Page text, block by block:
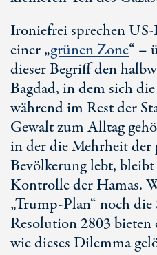
Ironiefrei sprechen
einer „grünen Zone“ –
dieser Begriff den
Bagdad, in dem sich die
während im Rest der
Gewalt zum Alltag
in der die Mehrheit der
Bevölkerung lebt,
Kontrolle der Hamas.
„Trump-Plan“noch die
Resolution 2803bieten
wie dieses Dilemma